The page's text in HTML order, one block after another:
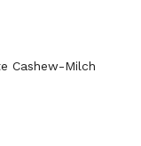
Cashew-Milch